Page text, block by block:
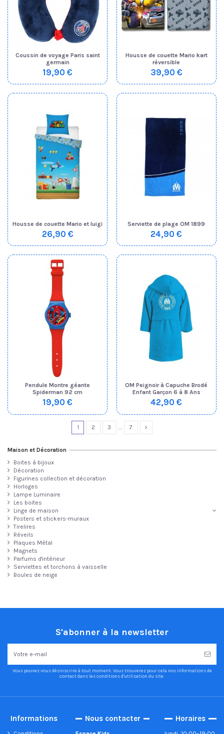
Coussin de voyage Paris saint
germain
19,90 €
Housse de couette Mario kart
réversible
39,90 €
Housse de couette Mario et luigi
26,90 €
Serviette de plage OM 1899
24,90 €
Pendule Montre géante
Spiderman 92 cm
19,90 €
OM Peignoir à Capuche Brodé
Enfant Garçon 6 à 8 Ans
42,90 €
1 2 3 … 7
Maison et Décoration
Boites à bijoux
Décoration
Figurines collection et décoration
Horloges
Lampe Luminaire
Les boites
Linge de maison
Posters et stickers-muraux
Tirelires
Réveils
Plaques Métal
Magnets
Parfums d'intérieur
Serviettes et torchons à vaisselle
Boules de neige
S'abonner à la newsletter
Vous pouvez vous désinscrire à tout moment. Vous trouverez pour cela nos informations de
contact dans les conditions d'utilisation du site.
Informations Nous contacter Horaires